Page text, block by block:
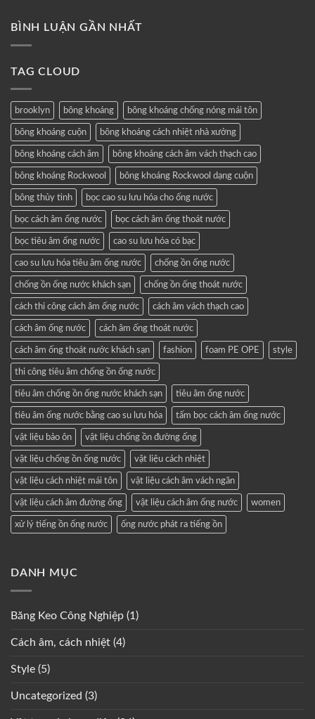
BÌNH LUẬN GẦN NHẤT
TAG CLOUD
brooklyn bông khoáng bông khoáng chống nóng mái tôn
bông khoáng cuộn bông khoáng cách nhiệt nhà xưởng
bông khoáng cách âm bông khoáng cách âm vách thạch cao
bông khoáng Rockwool bông khoáng Rockwool dạng cuộn
bông thủy tinh bọc cao su lưu hóa cho ống nước
bọc cách âm ống nước bọc cách âm ống thoát nước
bọc tiêu âm ống nước cao su lưu hóa có bạc
cao su lưu hóa tiêu âm ống nước chống ồn ống nước
chống ồn ống nước khách sạn chống ồn ống thoát nước
cách thi công cách âm ống nước cách âm vách thạch cao
cách âm ống nước cách âm ống thoát nước
cách âm ống thoát nước khách sạn fashion foam PE OPE style
thi công tiêu âm chống ồn ống nước
tiêu âm chống ồn ống nước khách sạn tiêu âm ống nước
tiêu âm ống nước bằng cao su lưu hóa tấm bọc cách âm ống nước
vật liệu bảo ôn vật liệu chống ồn đường ống
vật liệu chống ồn ống nước vật liệu cách nhiệt
vật liệu cách nhiệt mái tôn vật liệu cách âm vách ngăn
vật liệu cách âm đường ống vật liệu cách âm ống nước women
xử lý tiếng ồn ống nước ống nước phát ra tiếng ồn
DANH MỤC
Băng Keo Công Nghiệp (1)
Cách âm, cách nhiệt (4)
Style (5)
Uncategorized (3)